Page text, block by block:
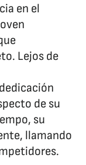
en el
Lejos de
de su
su
llamando